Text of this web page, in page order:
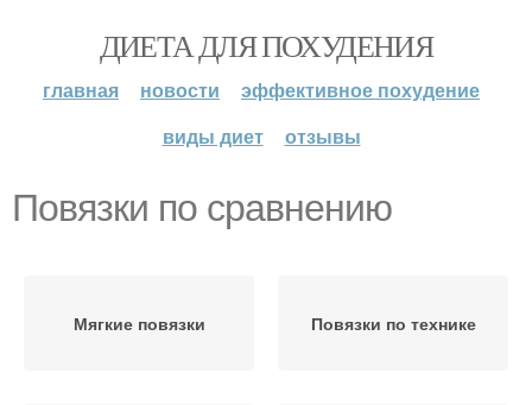
ДИЕТА ДЛЯ ПОХУДЕНИЯ
главная новости
эффективное похудение
виды диет
отзывы
Повязки по сравнению
Мягкие повязки Повязки по технике